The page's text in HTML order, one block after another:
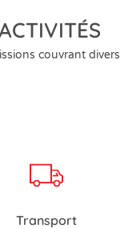
couvrant divers
Transport